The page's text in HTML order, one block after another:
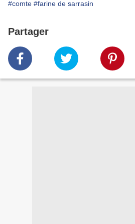
#comte #farine de sarrasin
Partager